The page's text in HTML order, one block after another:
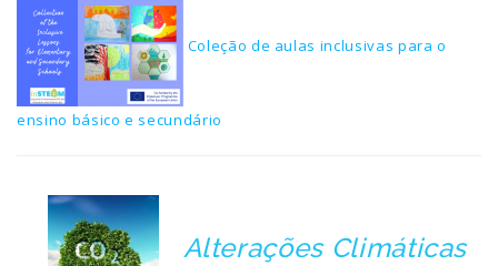
Coleção de aulas inclusivas para o
ensino básico e secundário
Alterações Climáticas